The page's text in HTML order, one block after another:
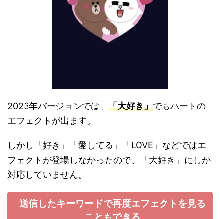
2023年バージョンでは、 「大好き」でもハートの
エフェクトが出ます。
しかし「好き」「愛してる」「LOVE」などではエ
フェクトが登場しなかったので、「大好き」にしか
対応していません。
送信したキーワードで再度エフェクトを見る
こともできる